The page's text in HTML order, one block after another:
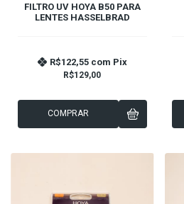
FILTRO UV HOYA B50 PARA
LENTES HASSELBRAD
R$129,00
R$122,55 com Pix
COMPRAR